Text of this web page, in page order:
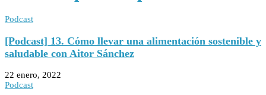
Podcast
[Podcast] 13. Cómo llevar una alimentación sostenible y
saludable con Aitor Sánchez
22 enero, 2022
Podcast